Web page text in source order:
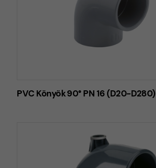
PVC Könyök 90° PN 16 (D20-D280)